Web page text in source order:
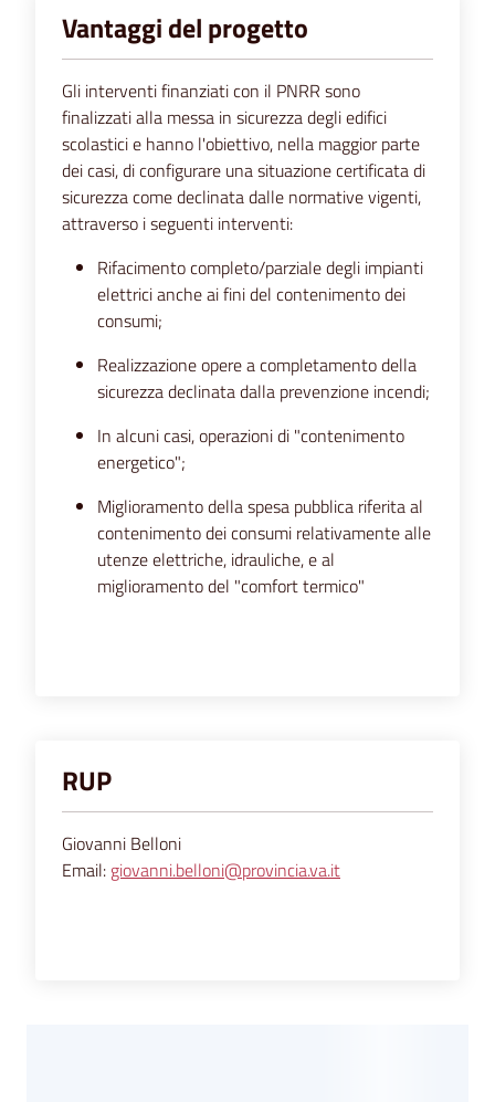
Vantaggi del progetto
Gli interventi finanziati con il PNRR sono
finalizzati alla messa in sicurezza degli edifici
scolastici e hanno l'obiettivo, nella maggior parte
dei casi, di configurare una situazione certificata di
sicurezza come declinata dalle normative vigenti,
attraverso i seguenti interventi:
Rifacimento completo/parziale degli impianti
elettrici anche ai fini del contenimento dei
consumi;
Realizzazione opere a completamento della
sicurezza declinata dalla prevenzione incendi;
In alcuni casi, operazioni di "contenimento
energetico";
Miglioramento della spesa pubblica riferita al
contenimento dei consumi relativamente alle
utenze elettriche, idrauliche, e al
miglioramento del "comfort termico"
RUP
Giovanni Belloni
Email: giovanni.belloni@provincia.va.it